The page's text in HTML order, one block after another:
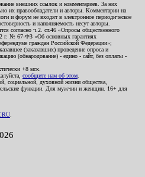
внешних ссылок и комментариев. За них
их правообладатели и авторы. Комментарии на
и форум не входят в электронное периодическое
и наполняемость несут авторы.
согласно ч.2. ст.46 «Опросы общественного
г. № 67-ФЗ «Об основных гарантиях
граждан Российской Федерации»;
(заказавших) проведение опроса и
(обнародование) - едино - сайт, без оплаты -
+8 мск.
сообщите нам об этом
социальной, духовной жизни общества,
функции. Для мужчин и женщин. 16+ для